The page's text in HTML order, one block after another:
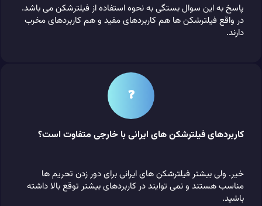
پاسخ به این سوال بستگی به نحوه استفاده از فیلترشکن می باشد.
در واقع فیلترشکن ها هم کاربردهای مفید و هم کاربردهای مخرب
دارند.
کاربردهای فیلترشکن های ایرانی با خارجی متفاوت است؟
خیر. ولی بیشتر فیلترشکن های ایرانی برای دور زدن تحریم ها
مناسب هستند و نمی توایند در کاربردهای بیشتر توقع بالا داشته
باشید.
❓